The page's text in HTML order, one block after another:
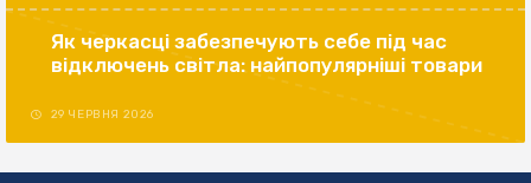
Як черкасці забезпечують себе під час
відключень світла: найпопулярніші товари
29 ЧЕРВНЯ 2026